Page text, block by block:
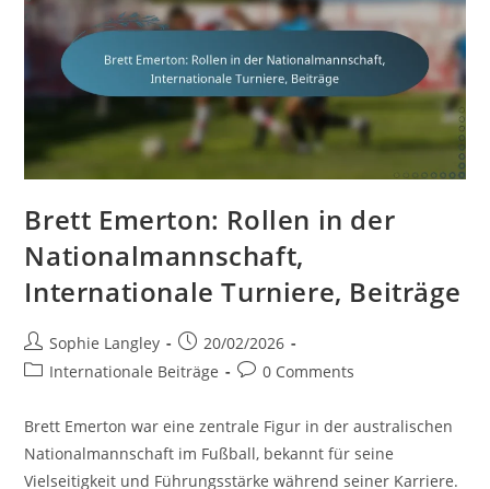
Brett Emerton: Rollen in der
Nationalmannschaft,
Internationale Turniere, Beiträge
Post
author:
Sophie Langley
Post
published:
20/02/2026
PostInternationale Beiträge
Post0 Comments
Brett Emerton war eine zentrale Figur in der australischen
Nationalmannschaft im Fußball, bekannt für seine
Vielseitigkeit und Führungsstärke während seiner Karriere.